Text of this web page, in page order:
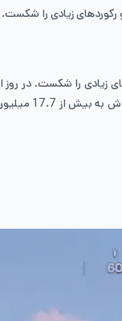
بیش از 2 میلیون دلار